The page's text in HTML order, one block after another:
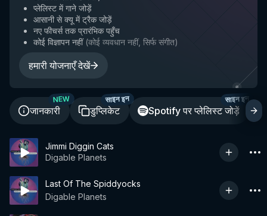
प्लेलिस्ट में गाने जोड़ें
आसानी से क्यू में ट्रैक जोड़ें
नए फीचर्स तक प्रारंभिक पहुँच
कोई विज्ञापन नहीं (कोई व्यवधान नहीं, सिर्फ संगीत)
हमारी योजनाएँ देखें
जानकारी
NEW
डुप्लिकेट
साइन इन
Spotify पर प्लेलिस्ट जोड़ें
साइन इन
Jimmi Diggin Cats
Digable Planets
Last Of The Spiddyocks
Digable Planets